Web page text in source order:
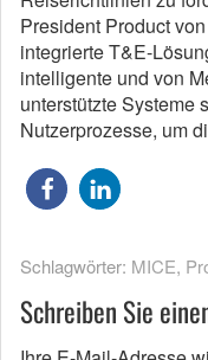
President Product
integrierte T&E-
intelligente und von
unterstützte Systeme
Nutzerprozesse, um
Schlagwörter: MICE,
Schreiben Sie